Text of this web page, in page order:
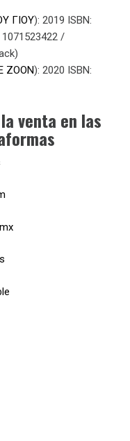
ΓΙΟΥ): 2019 ISBN:
/
ZOON): 2020 ISBN:
venta en las